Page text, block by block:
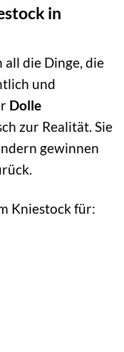
in
all die Dinge, die
und
Dolle
zur Realität. Sie
gewinnen
Kniestock für: